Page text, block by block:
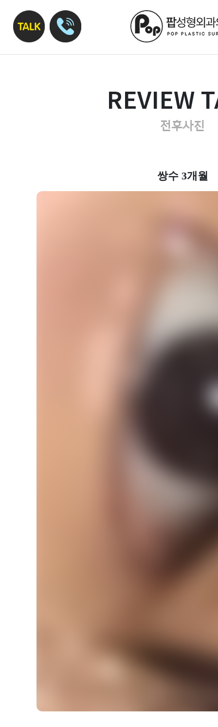
REVIEW
전후사진
쌍수 3개월